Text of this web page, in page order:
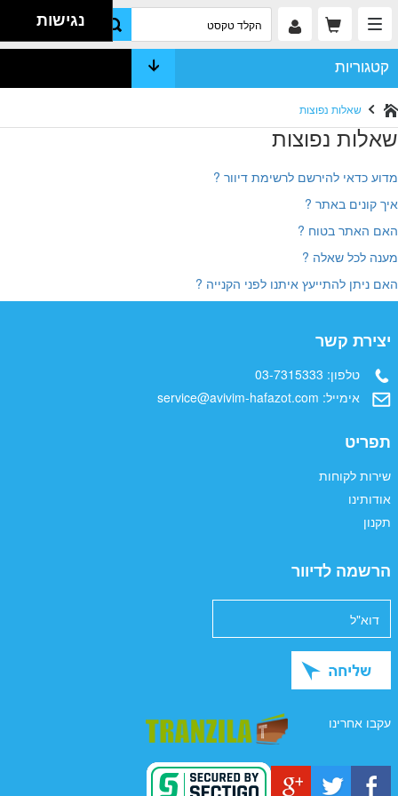
קטגוריות
שאלות נפוצות
שאלות נפוצות
מדוע כדאי להירשם לרשימת דיוור ?
איך קונים באתר ?
האם האתר בטוח ?
מענה לכל שאלה ?
האם ניתן להתייעץ איתנו לפני הקנייה ?
יצירת קשר
טלפון: 03-7315333
אימייל: service@avivim-hafazot.com
תפריט
שירות לקוחות
אודותינו
תקנון
הרשמה לדיוור
עקבו אחרינו
נגישות